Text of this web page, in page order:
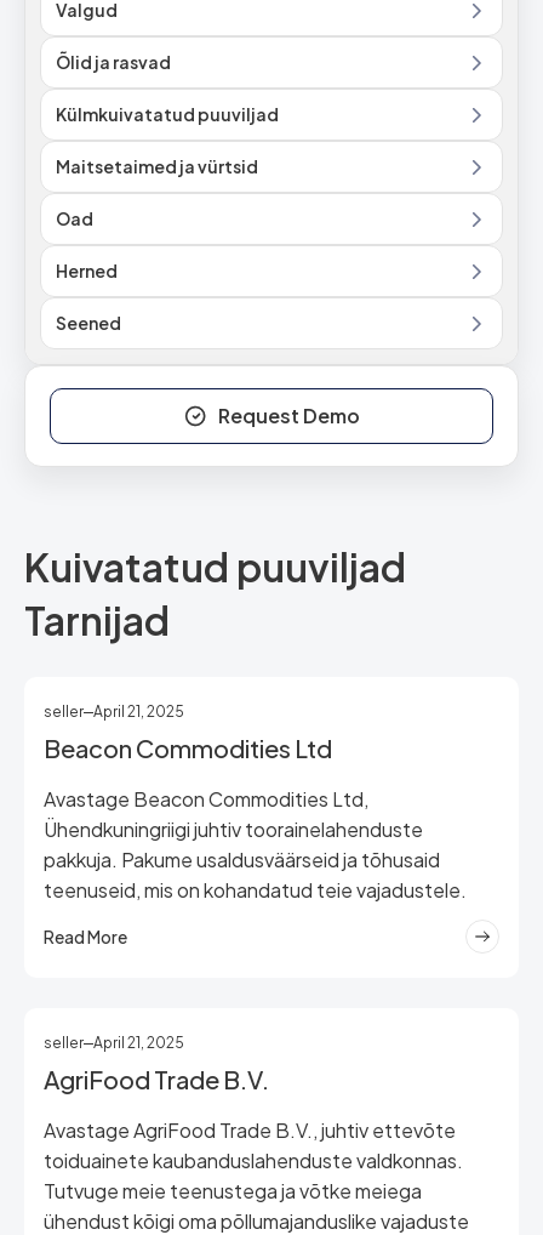
Valgud
Õlid ja rasvad
Külmkuivatatud puuviljad
Maitsetaimed ja vürtsid
Oad
Herned
Seened
Request Demo
Kuivatatud puuviljad
Tarnijad
seller April 21, 2025
Beacon Commodities Ltd
Avastage Beacon Commodities Ltd,
Ühendkuningriigi juhtiv toorainelahenduste
pakkuja. Pakume usaldusväärseid ja tõhusaid
teenuseid, mis on kohandatud teie vajadustele.
Read More
seller April 21, 2025
AgriFood Trade B.V.
Avastage AgriFood Trade B.V., juhtiv ettevõte
toiduainete kaubanduslahenduste valdkonnas.
Tutvuge meie teenustega ja võtke meiega
ühendust kõigi oma põllumajanduslike vajaduste